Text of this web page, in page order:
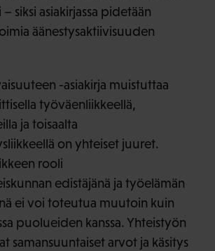
siksi asiakirjassa pidetään
äänestysaktiivisuuden
-asiakirja muistuttaa
työväenliikkeellä,
ja toisaalta
on yhteiset juuret.
rooli
edistäjänä ja työelämän
ei voi toteutua muutoin kuin
puolueiden kanssa. Yhteistyön
samansuuntaiset arvot ja käsitys